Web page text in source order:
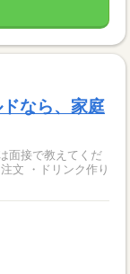
なら、家庭
面接で教えてくだ